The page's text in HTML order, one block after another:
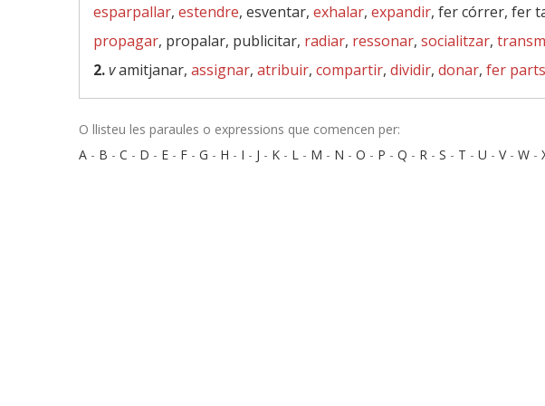
esparpallar, estendre, esventar, exhalar, expandir, fer córrer, fer
propagar, propalar, publicitar, radiar, ressonar, socialitzar,
2.vamitjanar, assignar, atribuir, compartir, dividir, donar, fer parts
O llisteu les paraules o expressions que comencen per:
A - B - C - D - E - F - G - H - I - J - K - L - M - N - O - P - Q - R - S - T - U - V- W -